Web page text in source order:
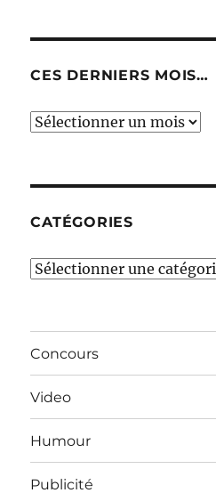
CES DERNIERS MOIS…
Ces
CATÉGORIES
Catégories
Concours
Video
Humour
Publicité